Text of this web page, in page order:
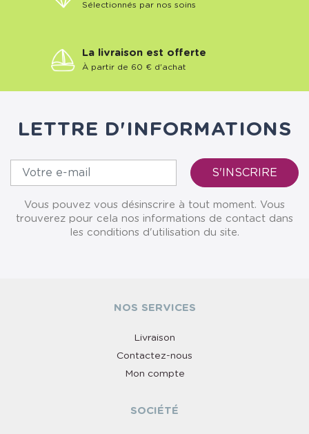
Sélectionnés par nos soins
La livraison est offerte
À partir de 60 € d'achat
LETTRE D'INFORMATIONS
Vous pouvez vous désinscrire à tout moment. Vous
trouverez pour cela nos informations de contact dans
les conditions d'utilisation du site.
NOS SERVICES
Livraison
Contactez-nous
Mon compte
SOCIÉTÉ